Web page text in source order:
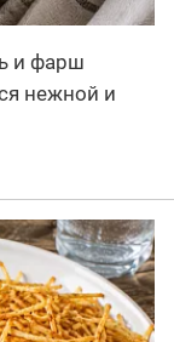
и фарш
нежной и